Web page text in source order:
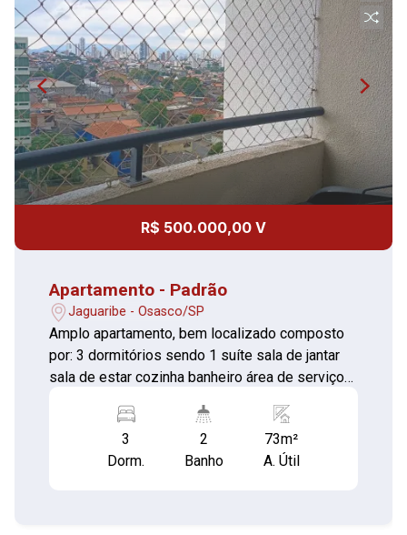
R$ 500.000,00 V
Apartamento - Padrão
Jaguaribe - Osasco/SP
Amplo apartamento, bem localizado composto
por: 3 dormitórios sendo 1 suíte sala de jantar
sala de estar cozinha banheiro área de serviço
playground salão de festas churrasqueira
academia Vale a pena conhecer*
3
Dorm.
2
Banho
73m²
A. Útil